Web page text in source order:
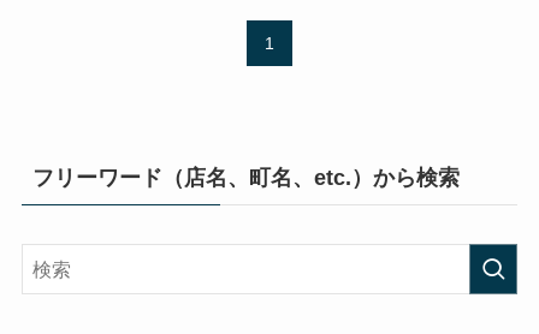
1
フリーワード（店名、町名、etc.）から検索